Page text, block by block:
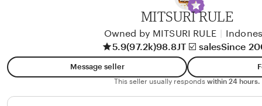
l
o
MITSURI RULE
Owned by MITSURI RULE
5.9(97.2k)98.8JT ☑️ salesSince
Message seller
This seller usually responds within 24 hours.